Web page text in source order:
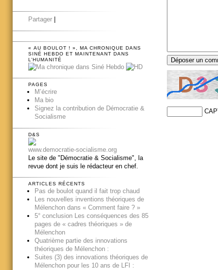
Partager
« AU BOULOT ! », MA CHRONIQUE DANS
SINÉ HEBDO ET MAINTENANT DANS
L’HUMANITÉ
PAGES
M’écrire
Ma bio
Signez la contribution de Démocratie &
Socialisme
D&S
www.democratie-socialisme.org
Le site de "Démocratie & Socialisme", la
revue dont je suis le rédacteur en chef.
ARTICLES RÉCENTS
Pas de boulot quand il fait trop chaud
Les nouvelles inventions théoriques de
Mélenchon dans « Comment faire ? »
5° conclusion Les conséquences des 85
pages de « cadres théoriques » de
Mélenchon
Quatrième partie des innovations
théoriques de Mélenchon :
Suites (3) des innovations théoriques de
Mélenchon pour les 10 ans de LFI :